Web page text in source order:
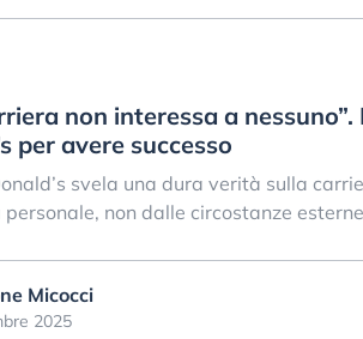
non interessa a
per avere successo
svela una dura verità sulla
non dalle circostanze
Micocci
2025